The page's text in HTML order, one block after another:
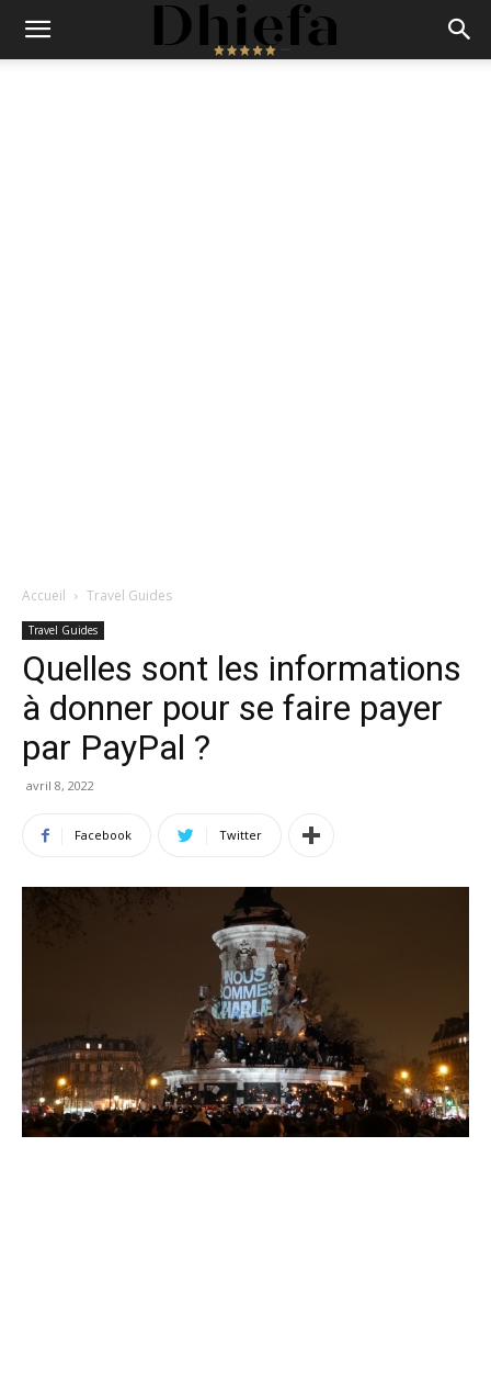
Accueil Travel Guides
Travel Guides
Quelles sont les informations
à donner pour se faire payer
par PayPal ?
avril 8, 2022
Facebook Twitter